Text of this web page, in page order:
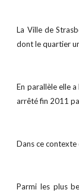
La Ville de
dont le quartier
En parallèle elle
arrêté fin 2011
Dans ce contexte
Parmi les plus